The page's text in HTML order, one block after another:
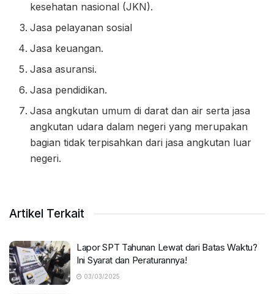
kesehatan nasional (JKN).
Jasa pelayanan sosial
Jasa keuangan.
Jasa asuransi.
Jasa pendidikan.
Jasa angkutan umum di darat dan air serta jasa
angkutan udara dalam negeri yang merupakan
bagian tidak terpisahkan dari jasa angkutan luar
negeri.
Artikel Terkait
Lapor SPT Tahunan Lewat dari Batas Waktu?
Ini Syarat dan Peraturannya!
03/03/2025